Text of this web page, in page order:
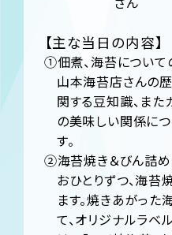
【主な当日の内容】
①佃煮、海苔について
山本海苔店さんの
関する豆知識、また
の美味しい関係に
す。
②海苔焼き＆びん詰
おひとりずつ、海苔
ます。焼きあがっ
て、オリジナルラベ